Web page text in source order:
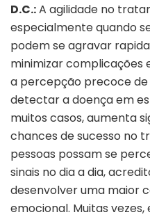
D.C.:A agilidade no
especialmente quando
podem se agravar
minimizar complicações
a percepção precoce
detectar a doença em
muitos casos, aumenta
chances de sucesso no
pessoas possam se
sinais no dia a dia,
desenvolver uma maior
emocional. Muitas